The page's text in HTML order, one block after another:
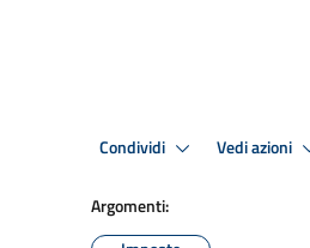
Condividi Vedi azioni
Argomenti: